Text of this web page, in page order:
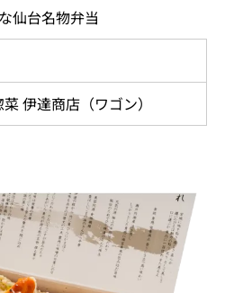
仙台名物弁当
伊達商店（ワゴン）